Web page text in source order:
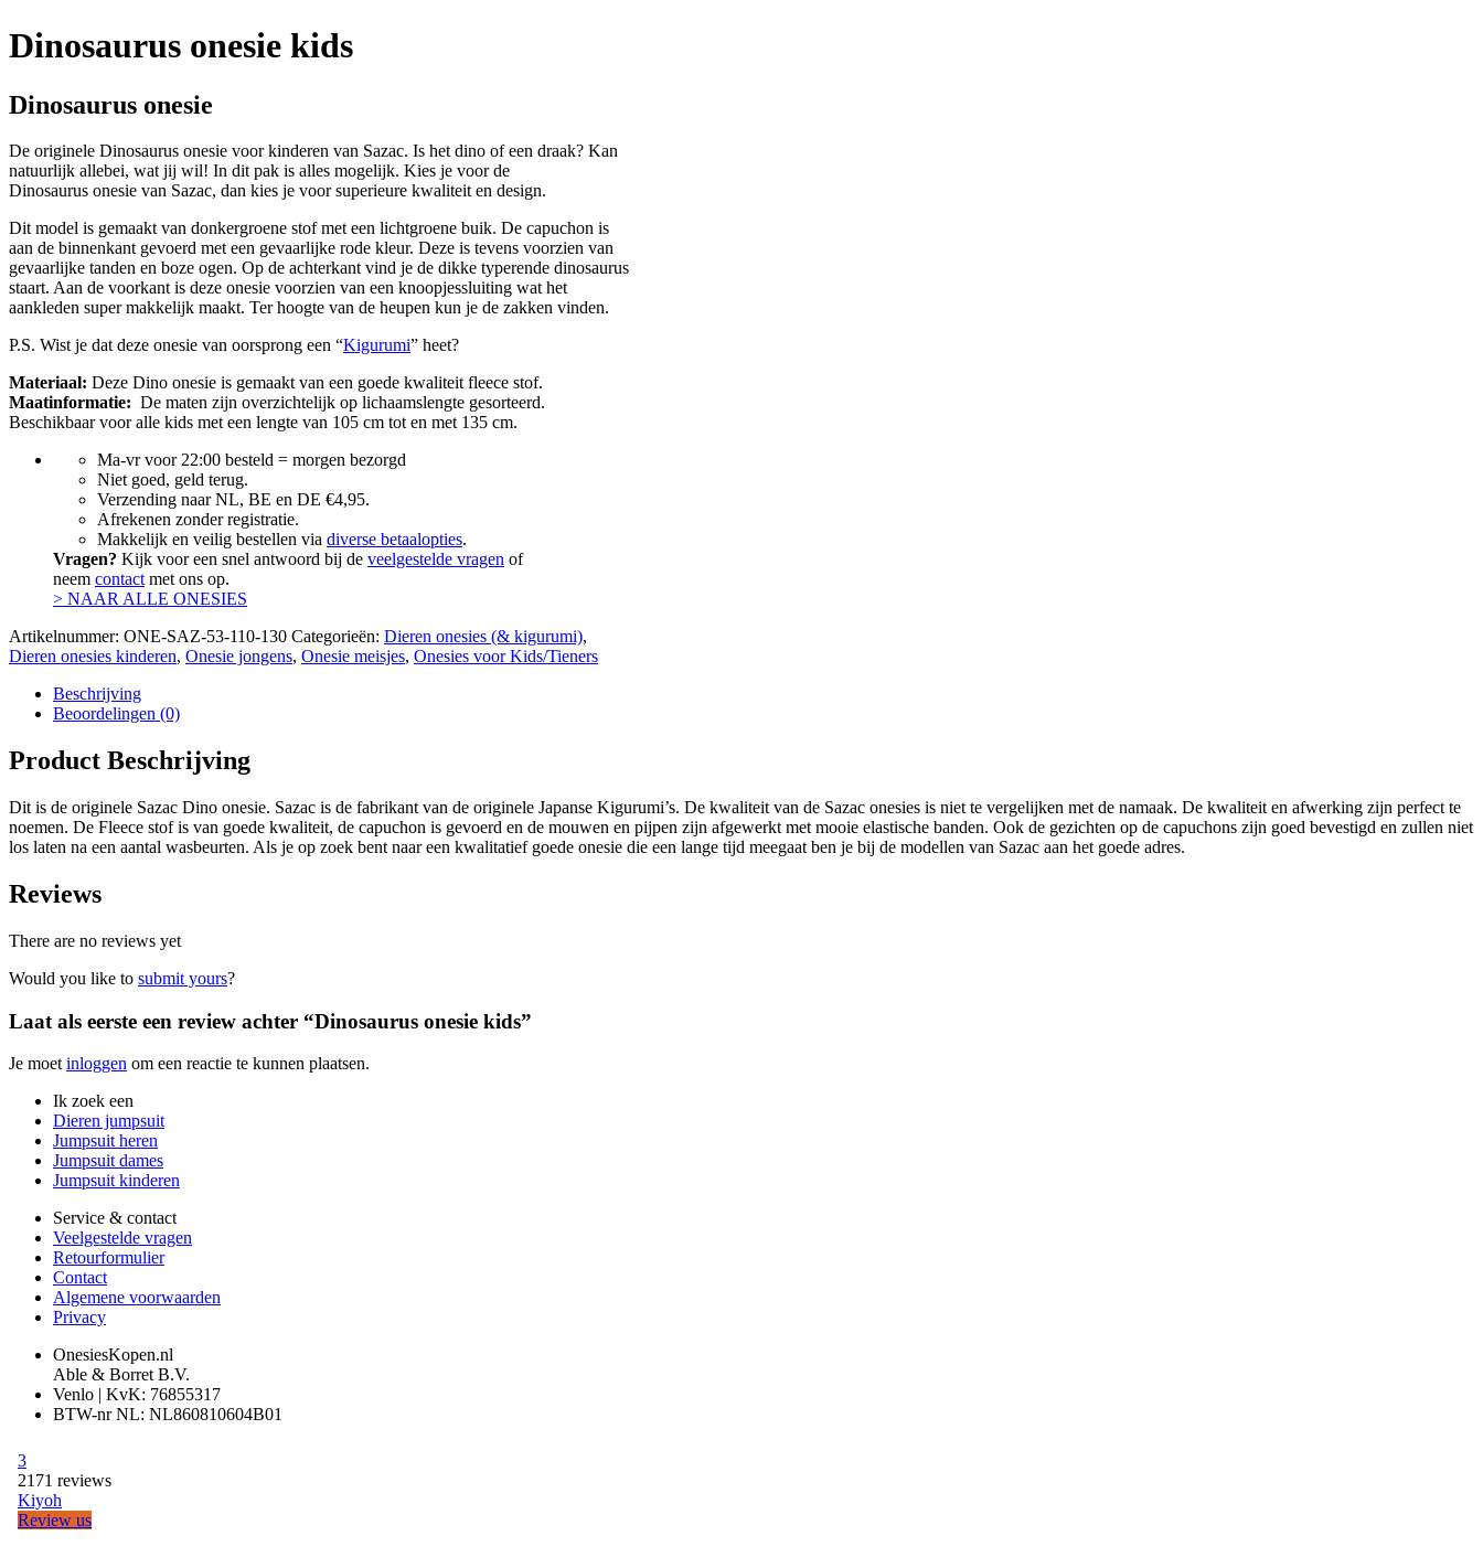
Dinosaurus onesie kids
Dinosaurus onesie
De originele Dinosaurus onesie voor kinderen van Sazac. Is het dino of een draak? Kan
natuurlijk allebei, wat jij wil! In dit pak is alles mogelijk. Kies je voor de
Dinosaurus onesie van Sazac, dan kies je voor superieure kwaliteit en design.
Dit model is gemaakt van donkergroene stof met een lichtgroene buik. De capuchon is
aan de binnenkant gevoerd met een gevaarlijke rode kleur. Deze is tevens voorzien van
gevaarlijke tanden en boze ogen. Op de achterkant vind je de dikke typerende dinosaurus
staart. Aan de voorkant is deze onesie voorzien van een knoopjessluiting wat het
aankleden super makkelijk maakt. Ter hoogte van de heupen kun je de zakken vinden.
P.S. Wist je dat deze onesie van oorsprong een “Kigurumi” heet?
Materiaal: Deze Dino onesie is gemaakt van een goede kwaliteit fleece stof.
Maatinformatie: De maten zijn overzichtelijk op lichaamslengte gesorteerd.
Beschikbaar voor alle kids met een lengte van 105 cm tot en met 135 cm.
Ma-vr voor 22:00 besteld = morgen bezorgd
Niet goed, geld terug.
Verzending naar NL, BE en DE €4,95.
Afrekenen zonder registratie.
Makkelijk en veilig bestellen via diverse betaalopties.
Vragen? Kijk voor een snel antwoord bij de veelgestelde vragen of
neem contactmet ons op.
> NAAR ALLE ONESIES
Artikelnummer: ONE-SAZ-53-110-130 Categorieën: Dieren onesies (& kigurumi),
Dieren onesies kinderen, Onesie jongens, Onesie meisjes, Onesies voor Kids/Tieners
Beschrijving
Beoordelingen (0)
Product Beschrijving
Dit is de originele Sazac Dino onesie. Sazac is de fabrikant van de originele Japanse Kigurumi’s. De kwaliteit van de Sazac onesies is niet te vergelijken met de namaak. De kwaliteit en afwerking zijn perfect te
noemen. De Fleece stof is van goede kwaliteit, de capuchon is gevoerd en de mouwen en pijpen zijn afgewerkt met mooie elastische banden. Ook de gezichten op de capuchons zijn goed bevestigd en zullen niet
los laten na een aantal wasbeurten. Als je op zoek bent naar een kwalitatief goede onesie die een lange tijd meegaat ben je bij de modellen van Sazac aan het goede adres.
Reviews
There are no reviews yet
Would you like to submit yours?
Laat als eerste een review achter “Dinosaurus onesie kids”
Je moetinloggen om een reactie te kunnen plaatsen.
Ik zoek een
Dieren jumpsuit
Jumpsuit heren
Jumpsuit dames
Jumpsuit kinderen
Service & contact
Veelgestelde vragen
Retourformulier
Contact
Algemene voorwaarden
Privacy
OnesiesKopen.nl
Able & Borret B.V.
Venlo | KvK: 76855317
BTW-nr NL: NL860810604B01